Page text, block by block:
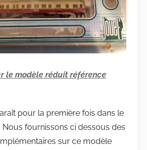
le modèle réduit référence
pour la première fois dans le
. Nous fournissons ci dessous des
sur ce modèle